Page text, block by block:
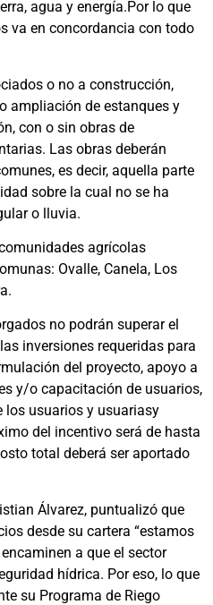
agua y energía.Por lo que
va en concordancia con todo
o no a construcción,
ampliación de estanques y
con o sin obras de
Las obras deberán
es decir, aquella parte
sobre la cual no se ha
o lluvia.
agrícolas
Ovalle, Canela, Los
no podrán superar el
inversiones requeridas para
del proyecto, apoyo a
y/o capacitación de usuarios,
los usuarios y usuariasy
del incentivo será de hasta
total deberá ser aportado
Álvarez, puntualizó que
desde su cartera “estamos
a que el sector
hídrica. Por eso, lo que
su Programa de Riego